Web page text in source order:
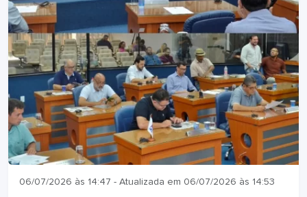
06/07/2026 às 14:47 - Atualizada em 06/07/2026 às 14:53